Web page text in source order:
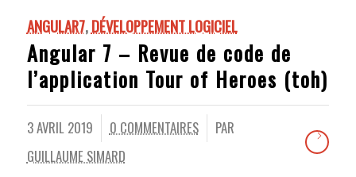
ANGULAR7,DÉVELOPPEMENT LOGICIEL
Angular 7 – Revue de code de
l’application Tour of Heroes (toh)
3 AVRIL 2019 0 COMMENTAIRES
/
PAR
GUILLAUME SIMARD